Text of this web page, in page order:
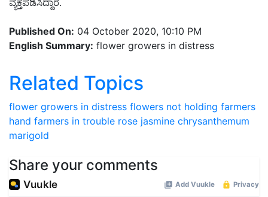
Published On: 04 October 2020, 10:10 PM
English Summary: flower growers in distress
Related Topics
flower growers in distress flowers not holding farmers
hand farmers in trouble rose jasmine chrysanthemum
marigold
Share your comments